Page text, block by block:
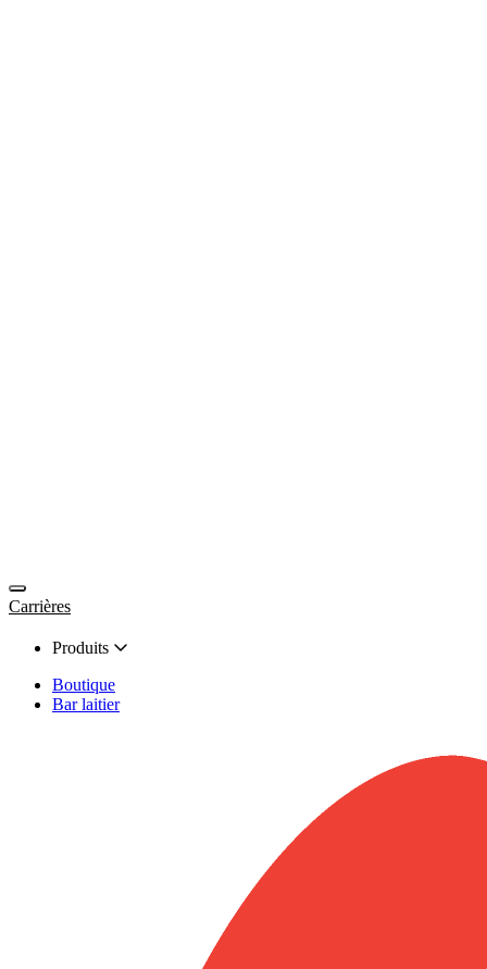
Carrières
Produits
Boutique
Bar laitier